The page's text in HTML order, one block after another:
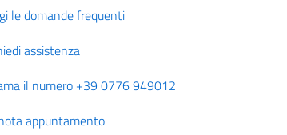
le domande frequenti
assistenza
il numero +39 0776 949012
appuntamento